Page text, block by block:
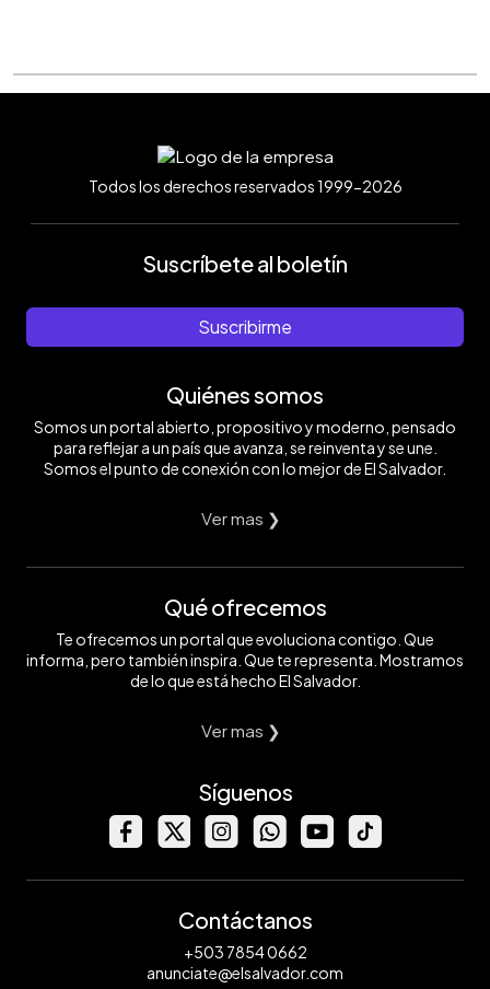
Todos los derechos reservados 1999-2026
Suscríbete al boletín
Suscribirme
Quiénes somos
Somos un portal abierto, propositivo y moderno, pensado
para reflejar a un país que avanza, se reinventa y se une.
Somos el punto de conexión con lo mejor de El Salvador.
Ver mas ❯
Qué ofrecemos
Te ofrecemos un portal que evoluciona contigo. Que
informa, pero también inspira. Que te representa. Mostramos
de lo que está hecho El Salvador.
Ver mas ❯
Síguenos
Contáctanos
+503 7854 0662
anunciate@elsalvador.com